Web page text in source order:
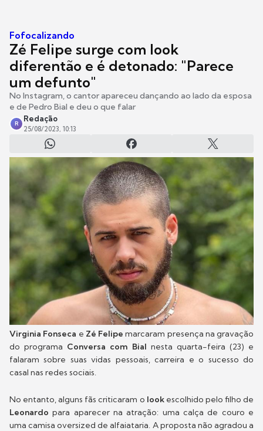
Fofocalizando
Zé Felipe surge com look
diferentão e é detonado: "Parece
um defunto"
No Instagram, o cantor apareceu dançando ao lado da esposa
e de Pedro Bial e deu o que falar
R
Redação
25/08/2023, 10:13
Virginia Fonseca e Zé Felipemarcaram presença na gravação
do programa Conversa com Bial nesta quarta-feira (23) e
falaram sobre suas vidas pessoais, carreira e o sucesso do
casal nas redes sociais.
No entanto, alguns fãs criticaram o lookescolhido pelo filho de
Leonardopara aparecer na atração: uma calça de couro e
uma camisa oversized de alfaiataria. A proposta não agradou a